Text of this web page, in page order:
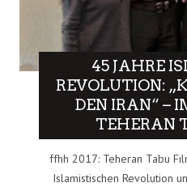
45 JAHRE
REVOLUTION:
DEN IRAN“ –
TEHERAN
ffhh 2017: Teheran Tabu
Islamistischen Revolution